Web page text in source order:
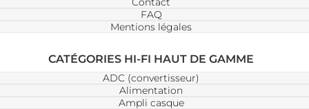
FAQ
Mentions légales
CATÉGORIES HI-FI HAUT DE GAMME
ADC (convertisseur)
Alimentation
Ampli casque